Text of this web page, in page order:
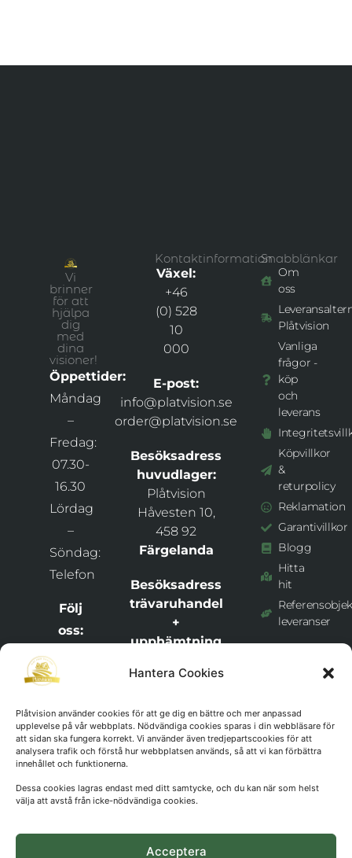
Hantera Cookies
Plåtvision använder cookies för att ge dig en bättre och mer anpassad
upplevelse på vår webbplats. Nödvändiga cookies sparas i din webbläsare för
att sidan ska fungera korrekt. Vi använder även tredjepartscookies för att
analysera trafik och förstå hur webbplatsen används, så att vi kan förbättra
innehållet och funktionerna.
Dessa cookies lagras endast med ditt samtycke, och du kan när som helst
välja att avstå från icke-nödvändiga cookies.
Acceptera
Vi
brinner
för att
hjälpa
dig
med
dina
visioner!
Öppettider:
Måndag
–
Fredag:
07.30-
16.30
Lördag
–
Söndag:
Telefon
Följ
oss:
veta
som
händer
hos
och
håll
Kontaktinformation
Växel:
+46
(0) 528
10
000
E-post:
info@platvision.se
order@platvision.se
Besöksadress
huvudlager:
Plåtvision
Håvesten 10,
458 92
Färgelanda
Besöksadress
trävaruhandel
+
upphämtning
order:
Bygghandel +
Plåtvision
Snixåsvägen 1,
Frändefors
911029-
Snabblänkar
Om
oss
Plåtvision
Vanliga
frågor -
köp
och
leverans
Köpvillkor
&
returpolicy
Reklamation
Garantivillkor
Blogg
Hitta
hit
leveranser